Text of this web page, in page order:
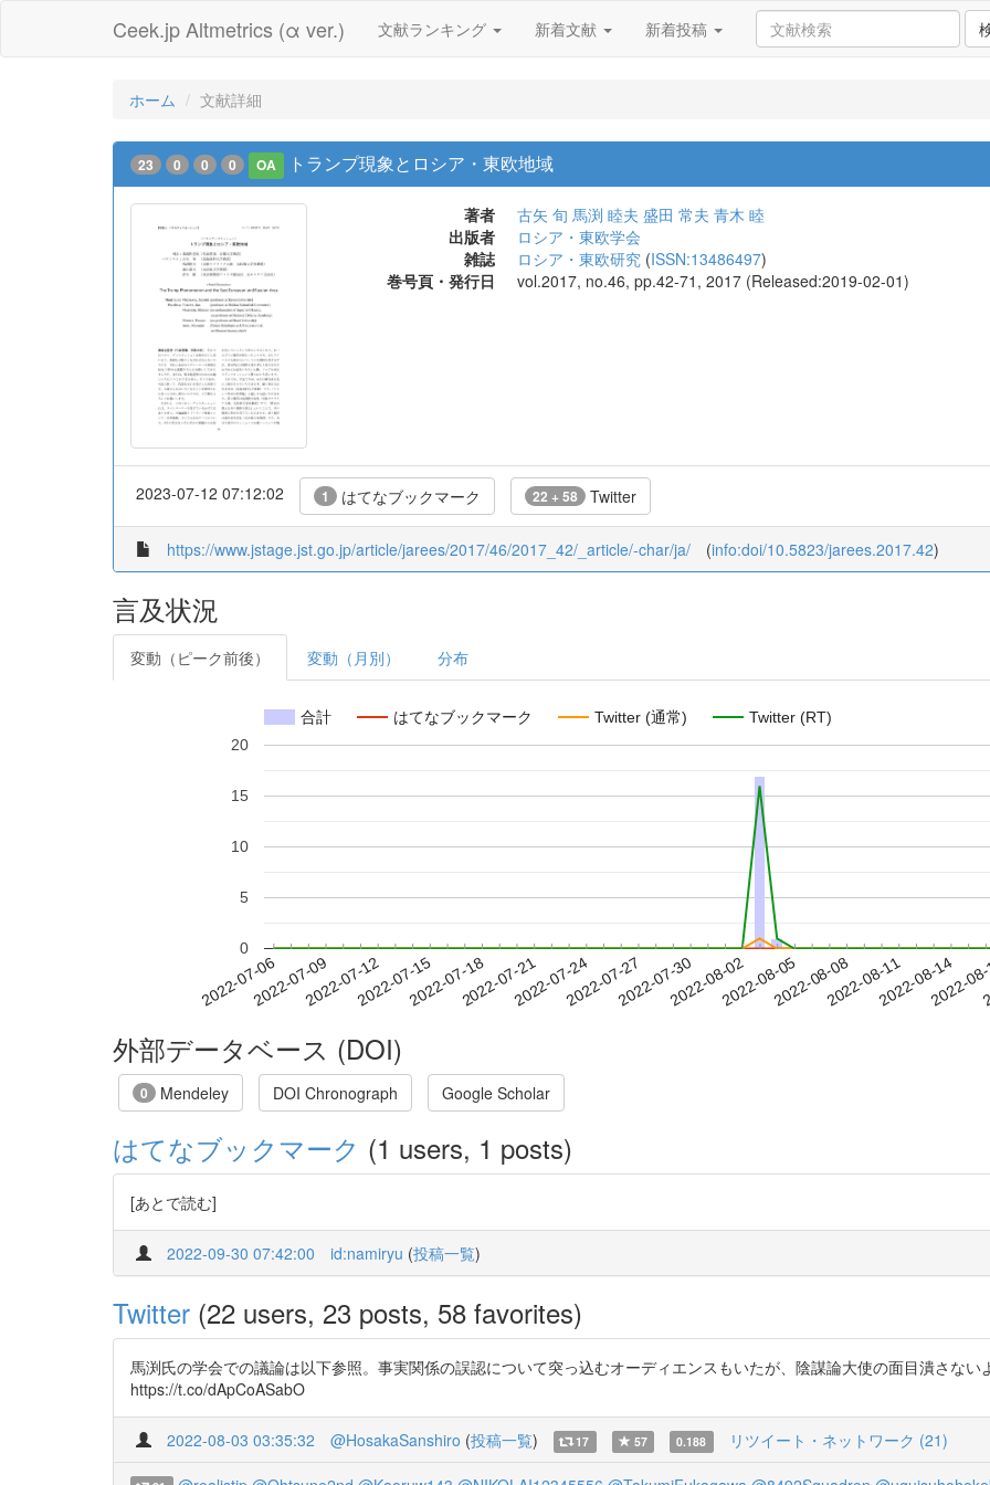
Ceek.jp Altmetrics (α ver.) 文献ランキング 新着文献 新着投稿
ホーム 文献詳細
23 0 0 0 OA トランプ現象とロシア・東欧地域
著者 古矢 旬 馬渕 睦夫 盛田 常夫 青木 睦
出版者
ロシア・東欧学会
雑誌
ロシア・東欧研究 (ISSN:13486497)
巻号頁・発行日
vol.2017, no.46, pp.42-71, 2017 (Released:2019-02-01)
2023-07-12 07:12:02 1 はてなブックマーク 22 + 58 Twitter
https://www.jstage.jst.go.jp/article/jarees/2017/46/2017_42/_article/-char/ja/ (info:doi/10.5823/jarees.2017.42)
言及状況
変動（ピーク前後） 変動（月別） 分布
合計 はてなブックマーク Twitter (通常) Twitter (RT)
2022-07-062022-07-092022-07-122022-07-152022-07-182022-07-212022-07-242022-07-272022-07-302022-08-022022-08-052022-08-082022-08-112022-08-14
2022-
0
5
10
15
20
外部データベース (DOI)
0 Mendeley DOI Chronograph Google Scholar
はてなブックマーク (1 users, 1 posts)
[あとで読む]
2022-09-30 07:42:00 id:namiryu (投稿一覧)
Twitter (22 users, 23 posts, 58 favorites)
馬渕氏の学会での議論は以下参照。事実関係の誤認について突っ込むオーディエンスもいたが、陰謀論大使の面目潰さない
https://t.co/dApCoASabO
2022-08-03 03:35:32 @HosakaSanshiro (投稿一覧) 17 57 0.188 リツイート・ネットワーク (21)